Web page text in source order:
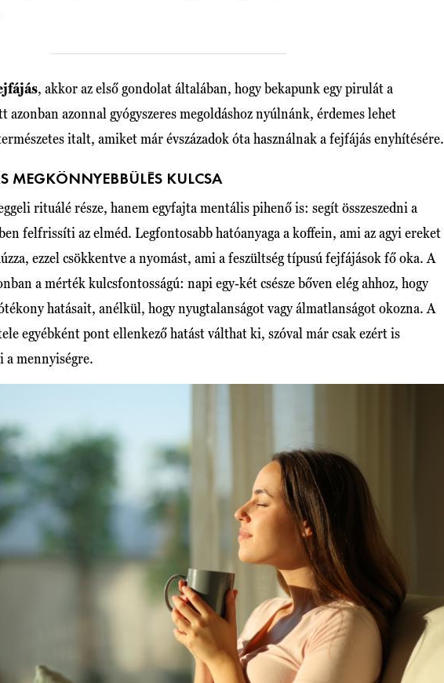
, akkor az első gondolat általában, hogy bekapunk egy pirulát a
azonnal gyógyszeres megoldáshoz nyúlnánk, érdemes lehet
italt, amiket már évszázadok óta használnak a fejfájás enyhítésére.
MEGKÖNNYEBBÜLÉS KULCSA
rituálé része, hanem egyfajta mentális pihenő is: segít összeszedni a
felfrissíti az elméd. Legfontosabb hatóanyaga a koffein, ami az agyi ereket
ezzel csökkentve a nyomást, ami a feszültség típusú fejfájások fő oka. A
a mérték kulcsfontosságú: napi egy-két csésze bőven elég ahhoz, hogy
hatásait, anélkül, hogy nyugtalanságot vagy álmatlanságot okozna. A
egyébként pont ellenkező hatást válthat ki, szóval már csak ezért is
a mennyiségre.